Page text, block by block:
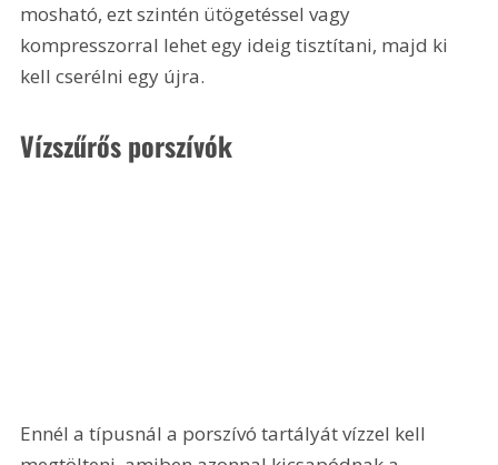
mosható, ezt szintén ütögetéssel vagy
kompresszorral lehet egy ideig tisztítani, majd ki
kell cserélni egy újra.
Vízszűrős porszívók
Ennél a típusnál a porszívó tartályát vízzel kell